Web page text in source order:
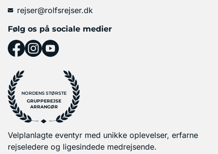
rejser@rolfsrejser.dk
Følg os på sociale medier
NORDENS STØRSTE
GRUPPEREJSE
ARRANGØR
Velplanlagte eventyr med unikke oplevelser, erfarne
rejseledere og ligesindede medrejsende.